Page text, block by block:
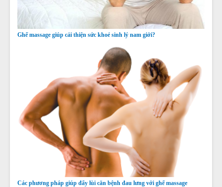
Ghế massage giúp cải thiện sức khoẻ sinh lý nam giới?
Các phương pháp giúp đẩy lùi căn bệnh đau lưng với ghế massage